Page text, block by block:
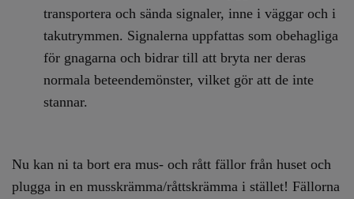
transportera och sända signaler, inne i väggar och i
takutrymmen. Signalerna uppfattas som obehagliga
för gnagarna och bidrar till att bryta ner deras
normala beteendemönster, vilket gör att de inte
stannar.
Nu kan ni ta bort era mus- och rått fällor från huset och
plugga in en musskrämma/råttskrämma i stället! Fällorna